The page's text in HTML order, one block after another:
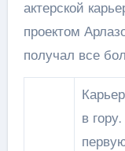
актерской
проектом
получал все
в